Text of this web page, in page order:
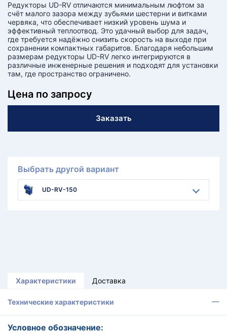
Редукторы UD-RV отличаются минимальным люфтом за
счёт малого зазора между зубьями шестерни и витками
червяка, что обеспечивает низкий уровень шума и
эффективный теплоотвод. Это удачный выбор для задач,
где требуется надёжно снизить скорость на выходе при
сохранении компактных габаритов. Благодаря небольшим
размерам редукторы UD-RV легко интегрируются в
различные инженерные решения и подходят для установки
там, где пространство ограничено.
Цена по запросу
Заказать
Выбрать другой вариант
UD-RV-150
Характеристики Доставка
Технические характеристики
Условное обозначение: